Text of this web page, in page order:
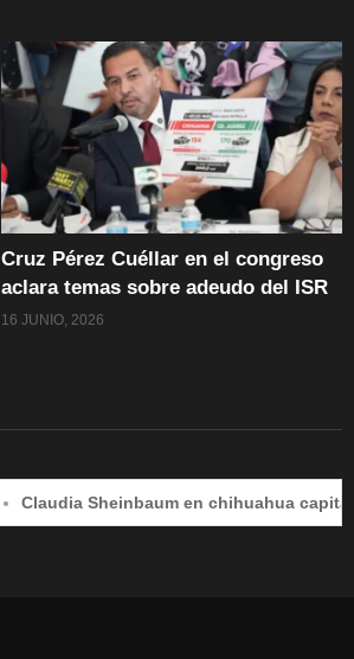
Cruz Pérez Cuéllar en el congreso
aclara temas sobre adeudo del ISR
16 JUNIO, 2026
Sheinbaum en chihuahua capital